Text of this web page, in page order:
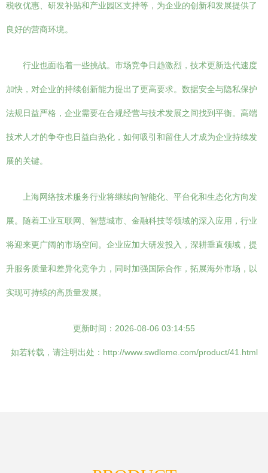
税收优惠、研发补贴和产业园区支持等，为企业的创新和发展提供了
良好的营商环境。
行业也面临着一些挑战。市场竞争日趋激烈，技术更新迭代速度
加快，对企业的持续创新能力提出了更高要求。数据安全与隐私保护
法规日益严格，企业需要在合规经营与技术发展之间找到平衡。高端
技术人才的争夺也日益白热化，如何吸引和留住人才成为企业持续发
展的关键。
上海网络技术服务行业将继续向智能化、平台化和生态化方向发
展。随着工业互联网、智慧城市、金融科技等领域的深入应用，行业
将迎来更广阔的市场空间。企业应加大研发投入，深耕垂直领域，提
升服务质量和差异化竞争力，同时加强国际合作，拓展海外市场，以
实现可持续的高质量发展。
更新时间：2026-08-06 03:14:55
如若转载，请注明出处：http://www.swdleme.com/product/41.html